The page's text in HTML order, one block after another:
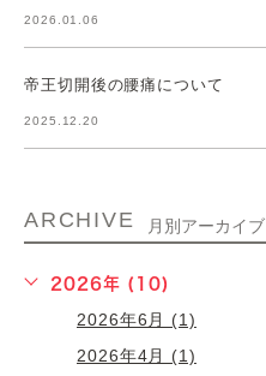
2026.01.06
帝王切開後の腰痛について
2025.12.20
ARCHIVE 月別アーカイブ
2026年 (10)
2026年6月 (1)
2026年4月 (1)